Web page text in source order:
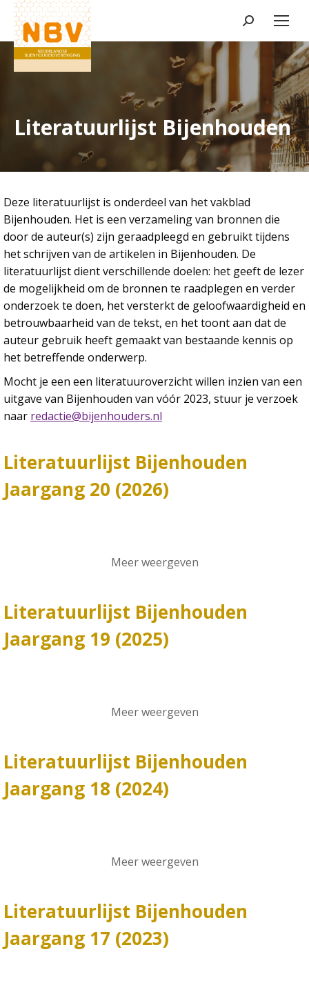
Zoeken:
Literatuurlijst Bijenhouden
Deze literatuurlijst is onderdeel van het vakblad
Bijenhouden. Het is een verzameling van bronnen die
door de auteur(s) zijn geraadpleegd en gebruikt tijdens
het schrijven van de artikelen in Bijenhouden. De
literatuurlijst dient verschillende doelen: het geeft de lezer
de mogelijkheid om de bronnen te raadplegen en verder
onderzoek te doen, het versterkt de geloofwaardigheid en
betrouwbaarheid van de tekst, en het toont aan dat de
auteur gebruik heeft gemaakt van bestaande kennis op
het betreffende onderwerp.
Mocht je een een literatuuroverzicht willen inzien van een
uitgave van Bijenhouden van vóór 2023, stuur je verzoek
naar redactie@bijenhouders.nl
Literatuurlijst Bijenhouden
Jaargang 20 (2026)
Meer weergeven
Literatuurlijst Bijenhouden
Jaargang 19 (2025)
Meer weergeven
Literatuurlijst Bijenhouden
Jaargang 18 (2024)
Meer weergeven
Literatuurlijst Bijenhouden
Jaargang 17 (2023)